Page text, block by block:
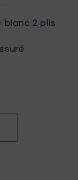
2 plis